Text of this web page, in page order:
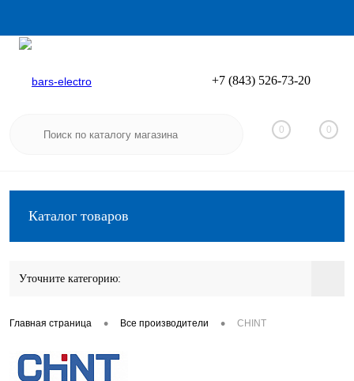
Вход
+7 (843) 526-73-20
0 0
Каталог товаров
Уточните категорию:
Главная страница • Все производители • CHINT